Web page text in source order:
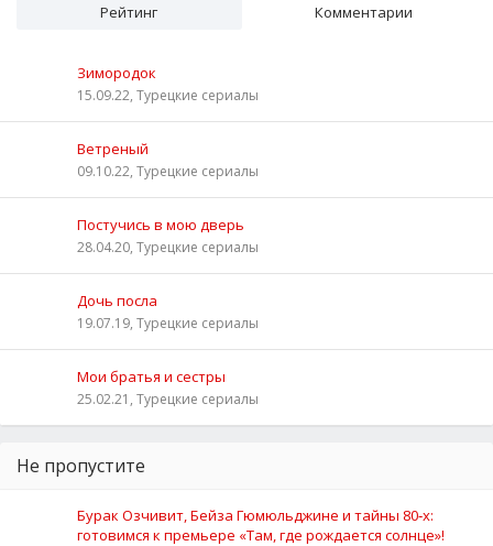
Рейтинг Комментарии
Зимородок
15.09.22, Турецкие сериалы
Ветреный
09.10.22, Турецкие сериалы
Постучись в мою дверь
28.04.20, Турецкие сериалы
Дочь посла
19.07.19, Турецкие сериалы
Мои братья и сестры
25.02.21, Турецкие сериалы
Не пропустите
Бурак Озчивит, Бейза Гюмюльджине и тайны 80‑х:
готовимся к премьере «Там, где рождается солнце»!